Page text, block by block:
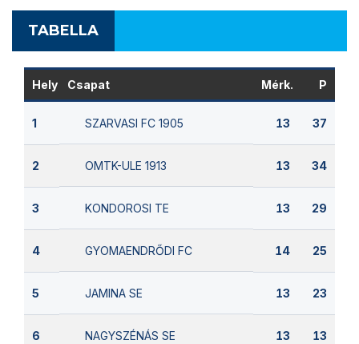
TABELLA
Hely Csapat Mérk. P
1 SZARVASI FC 1905 13 37
2 OMTK-ULE 1913 13 34
3 KONDOROSI TE 13 29
4 GYOMAENDRŐDI FC 14 25
5 JAMINA SE 13 23
6 NAGYSZÉNÁS SE 13 13